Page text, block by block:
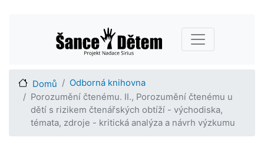
hlavnímu
obsahu
Main navigation
Domů
Odborná knihovna
Porozumění čtenému. II., Porozumění čtenému u
dětí s rizikem čtenářských obtíží - východiska,
témata, zdroje - kritická analýza a návrh výzkumu